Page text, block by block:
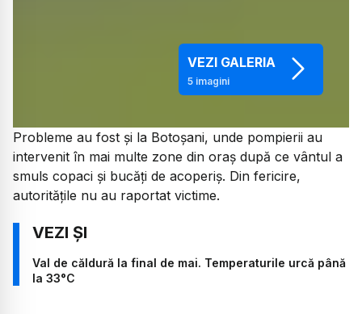
VEZI GALERIA
5imagini
Probleme au fost și la Botoșani, unde pompierii au
intervenit în mai multe zone din oraș după ce vântul a
smuls copaci și bucăți de acoperiș. Din fericire,
autoritățile nu au raportat victime.
Val de căldură la final de mai. Temperaturile urcă până
la 33°C